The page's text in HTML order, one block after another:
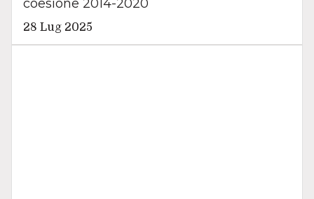
coesione 2014-2020
28 Lug 2025